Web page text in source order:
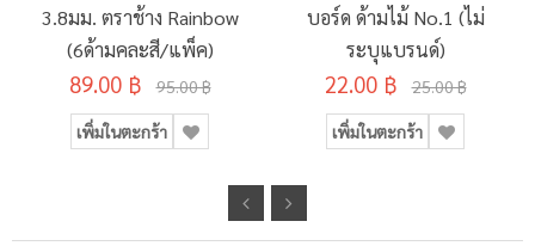
3.8มม. ตราช้าง Rainbow
(6ด้ามคละสี/แพ็ค)
89.00 ฿ 95.00 ฿
เพิ่มในตะกร้า
บอร์ด ด้ามไม้ No.1 (ไม่
ระบุแบรนด์)
22.00 ฿ 25.00 ฿
เพิ่มในตะกร้า